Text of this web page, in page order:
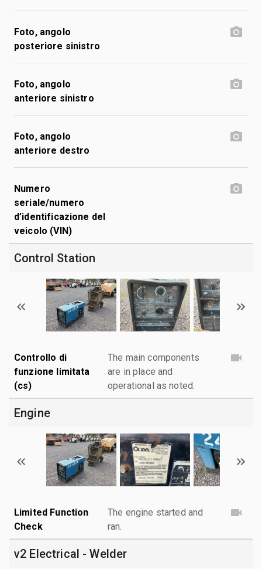
Foto, angolo
posteriore sinistro
Foto, angolo
anteriore sinistro
Foto, angolo
anteriore destro
Numero
seriale/numero
d’identificazione del
veicolo (VIN)
Control Station
Controllo di
funzione limitata
(cs)
The main components
are in place and
operational as noted.
Engine
Limited Function
Check
The engine started and
ran.
v2 Electrical - Welder